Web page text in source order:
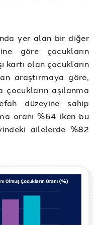
yer alan bir diğer
göre çocukların
kartı olan çocukların
araştırmaya göre,
aşılanma
düzeyine sahip
oranı %64 iken bu
ailelerde %82